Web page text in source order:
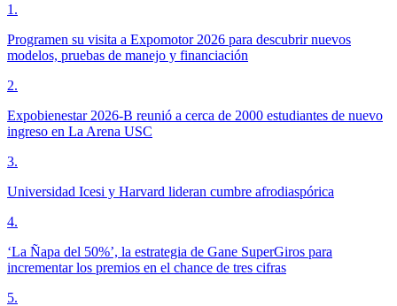
1 .
Programen su visita a Expomotor 2026 para descubrir nuevos
modelos, pruebas de manejo y financiación
2.
Expobienestar 2026-B reunió a cerca de 2000 estudiantes de nuevo
ingreso en La Arena USC
3.
Universidad Icesi y Harvard lideran cumbre afrodiaspórica
4.
‘La Ñapa del 50%’, la estrategia de Gane SuperGiros para
incrementar los premios en el chance de tres cifras
5.